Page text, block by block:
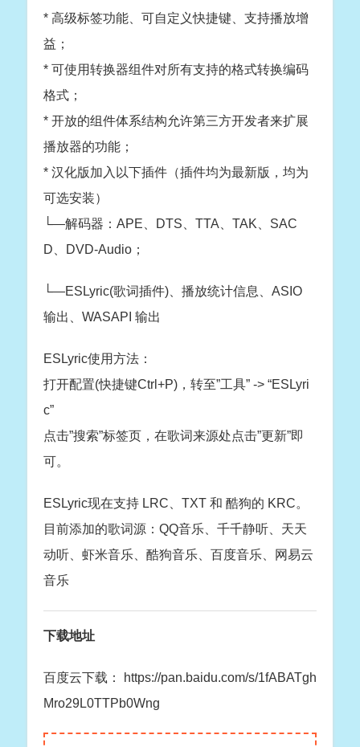
* 高级标签功能、可自定义快捷键、支持播放增
益；
* 可使用转换器组件对所有支持的格式转换编码
格式；
* 开放的组件体系结构允许第三方开发者来扩展
播放器的功能；
* 汉化版加入以下插件（插件均为最新版，均为
可选安装）
└—解码器：APE、DTS、TTA、TAK、SAC
D、DVD-Audio；
└—ESLyric(歌词插件)、播放统计信息、ASIO
输出、WASAPI 输出
ESLyric使用方法：
打开配置(快捷键Ctrl+P)，转至”工具” -> “ESLyri
c”
点击”搜索”标签页，在歌词来源处点击”更新”即
可。
ESLyric现在支持 LRC、TXT 和 酷狗的 KRC。
目前添加的歌词源：QQ音乐、千千静听、天天
动听、虾米音乐、酷狗音乐、百度音乐、网易云
音乐
下载地址
百度云下载： https://pan.baidu.com/s/1fABATgh
Mro29L0TTPb0Wng